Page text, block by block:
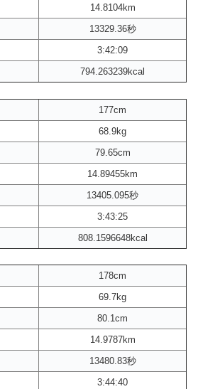
14.8104km
13329.36秒
3:42:09
794.263239kcal
177cm
68.9kg
79.65cm
14.89455km
13405.095秒
3:43:25
808.1596648kcal
178cm
69.7kg
80.1cm
14.9787km
13480.83秒
3:44:40